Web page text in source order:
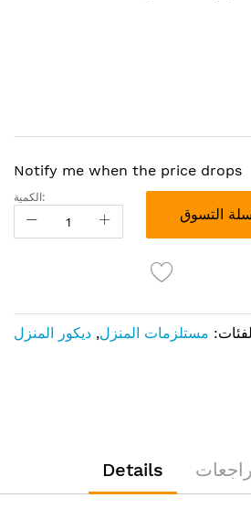
Notify me when the price drops
الكمية:
التسوق
مستلزمات المنزل, ديكور المنزل
Details